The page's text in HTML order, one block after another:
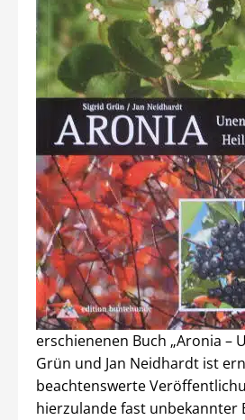
erschienenen Buch „Aronia –
Grün und Jan Neidhardt ist
beachtenswerte
hierzulande fast unbekannter